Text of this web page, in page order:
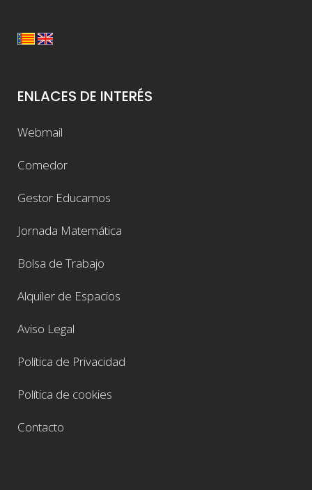
ENLACES DE INTERÉS
Webmail
Comedor
Gestor Educamos
Jornada Matemática
Bolsa de Trabajo
Alquiler de Espacios
Aviso Legal
Política de Privacidad
Política de cookies
Contacto